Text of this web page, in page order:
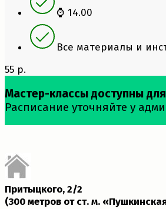
⌚ 14.00
Все материалы и
55 р.
Мастер-классы доступны для
Расписание уточняйте у
Притыцкого, 2/2
(300 метров от ст. м.